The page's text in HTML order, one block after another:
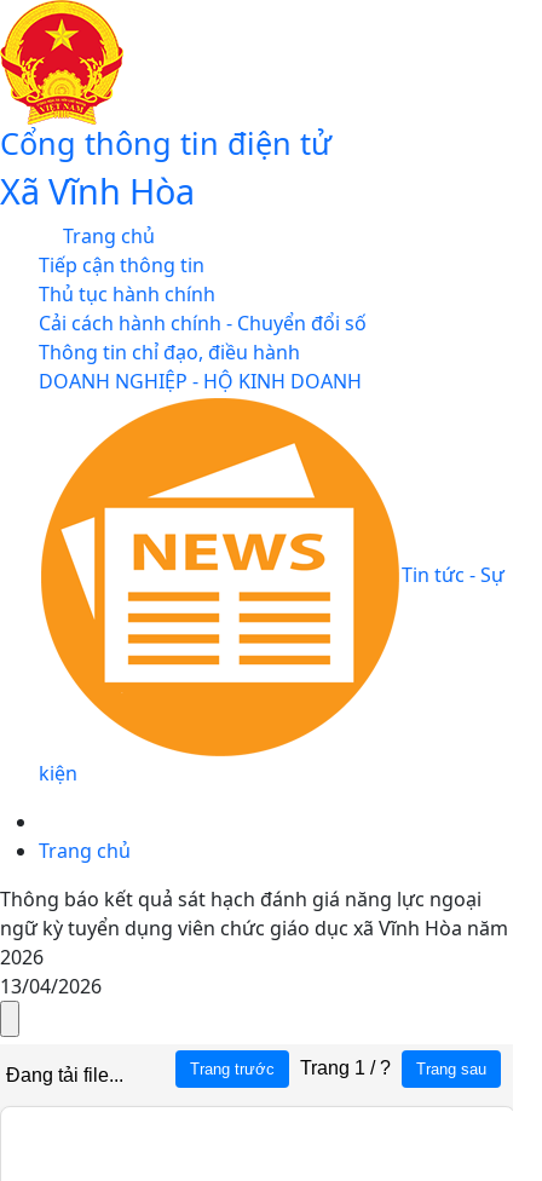
Cổng thông tin điện tử
Xã Vĩnh Hòa
Trang chủ
Tiếp cận thông tin
Thủ tục hành chính
Cải cách hành chính - Chuyển đổi số
Thông tin chỉ đạo, điều hành
DOANH NGHIỆP - HỘ KINH DOANH
Tin tức - Sự
kiện
Trang chủ
Thông báo kết quả sát hạch đánh giá năng lực ngoại
ngữ kỳ tuyển dụng viên chức giáo dục xã Vĩnh Hòa năm
2026
13/04/2026